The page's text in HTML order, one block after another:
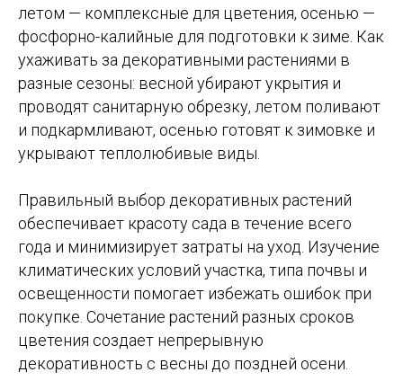
летом — комплексные для цветения, осенью —
фосфорно-калийные для подготовки к зиме. Как
ухаживать за декоративными растениями в
разные сезоны: весной убирают укрытия и
проводят санитарную обрезку, летом поливают
и подкармливают, осенью готовят к зимовке и
укрывают теплолюбивые виды.
Правильный выбор декоративных растений
обеспечивает красоту сада в течение всего
года и минимизирует затраты на уход. Изучение
климатических условий участка, типа почвы и
освещенности помогает избежать ошибок при
покупке. Сочетание растений разных сроков
цветения создает непрерывную
декоративность с весны до поздней осени.